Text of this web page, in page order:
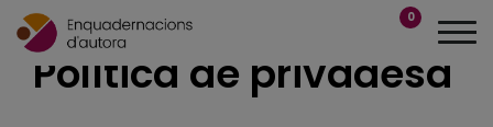
0
Política de privadesa